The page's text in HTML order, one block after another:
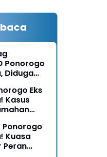
Ponorogo
Diduga
Eks
Kasus
Ponorogo
Kuasa
Peran